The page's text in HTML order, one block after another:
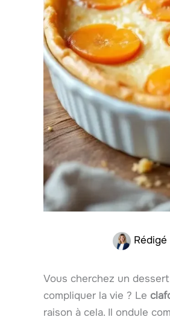
Rédigé
Vous cherchez un
compliquer la vie ? Le
raison à cela. Il ondule